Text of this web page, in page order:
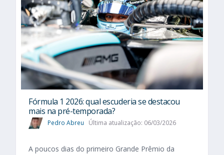
Fórmula 1 2026: qual escuderia se destacou
mais na pré-temporada?
Pedro Abreu Última atualização: 06/03/2026
A poucos dias do primeiro Grande Prêmio da